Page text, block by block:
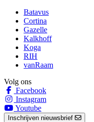
Batavus
Cortina
Gazelle
Kalkhoff
Koga
RIH
vanRaam
Volg ons
Facebook
Instagram
Youtube
Inschrijven nieuwsbrief